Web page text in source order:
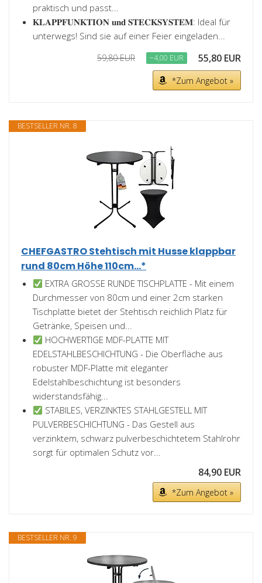
praktisch und passt...
𝐊𝐋𝐀𝐏𝐏𝐅𝐔𝐍𝐊𝐓𝐈𝐎𝐍 𝐮𝐧𝐝 𝐒𝐓𝐄𝐂𝐊𝐒𝐘𝐒𝐓𝐄𝐌: Ideal für
unterwegs! Sind sie auf einer Feier eingeladen...
59,80 EUR −4,00 EUR 55,80 EUR
*Zum Angebot »
BESTSELLER NR. 8
CHEFGASTRO Stehtisch mit Husse klappbar
rund 80cm Höhe 110cm...*
EXTRA GROSSE RUNDE TISCHPLATTE - Mit einem
Durchmesser von 80cm und einer 2cm starken
Tischplatte bietet der Stehtisch reichlich Platz für
Getränke, Speisen und...
HOCHWERTIGE MDF-PLATTE MIT
EDELSTAHLBESCHICHTUNG - Die Oberfläche aus
robuster MDF-Platte mit eleganter
Edelstahlbeschichtung ist besonders
widerstandsfähig...
STABILES, VERZINKTES STAHLGESTELL MIT
PULVERBESCHICHTUNG - Das Gestell aus
verzinktem, schwarz pulverbeschichtetem Stahlrohr
sorgt für optimalen Schutz vor...
84,90 EUR
*Zum Angebot »
BESTSELLER NR. 9